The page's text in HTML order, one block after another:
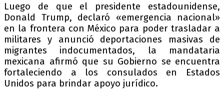
Luego de que el presidente estadounidense,
Donald Trump, declaró «emergencia nacional»
en la frontera con México para poder trasladar a
militares y anunció deportaciones masivas de
migrantes indocumentados, la mandataria
mexicana afirmó que su Gobierno se encuentra
fortaleciendo a los consulados en Estados
Unidos para brindar apoyo jurídico.